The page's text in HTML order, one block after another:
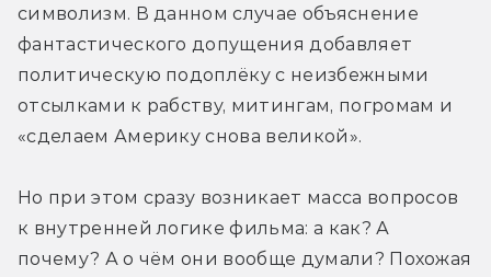
символизм. В данном случае объяснение
фантастического допущения добавляет
политическую подоплёку с неизбежными
отсылками к рабству, митингам, погромам и
«сделаем Америку снова великой».
Но при этом сразу возникает масса вопросов
к внутренней логике фильма: а как? А
почему? А о чём они вообще думали? Похожая